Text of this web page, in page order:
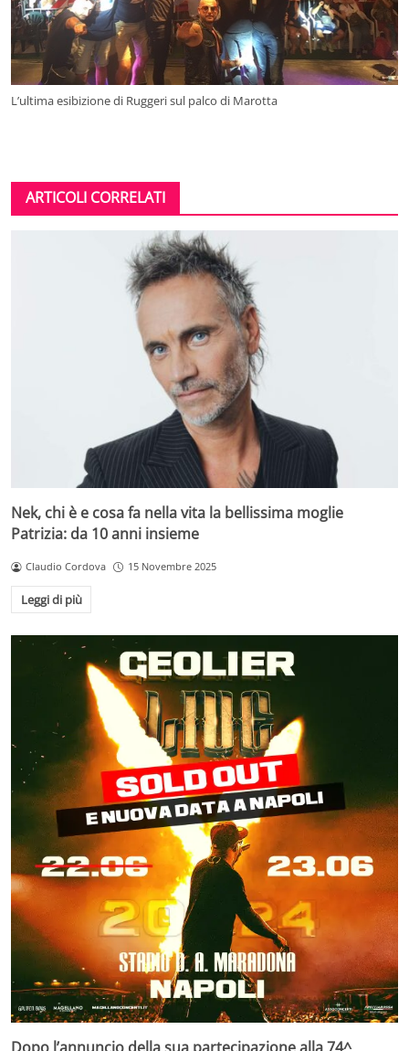
L’ultima esibizione di Ruggeri sul palco di Marotta
ARTICOLI CORRELATI
Nek, chi è e cosa fa nella vita la bellissima moglie
Patrizia: da 10 anni insieme
Claudio Cordova 15 Novembre 2025
Leggi di più